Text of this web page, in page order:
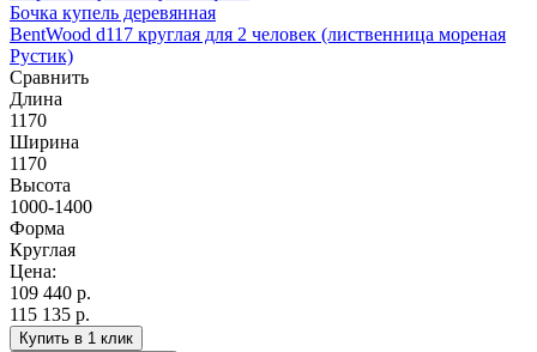
Бочка купель деревянная
BentWood d117 круглая для 2 человек (лиственница мореная
Рустик)
Сравнить
Длина
1170
Ширина
1170
Высота
1000-1400
Форма
Круглая
Цена:
109 440 р.
115 135 р.
Купить в 1 клик